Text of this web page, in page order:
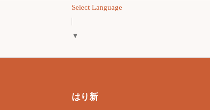
Select Language
▼
はり新